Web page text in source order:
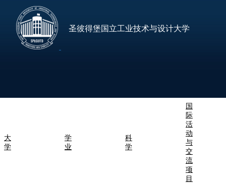
圣彼得堡国立工业技术与设计大学
大
学
学
业
科
学
国
际
活
动
与
交
流
项
目